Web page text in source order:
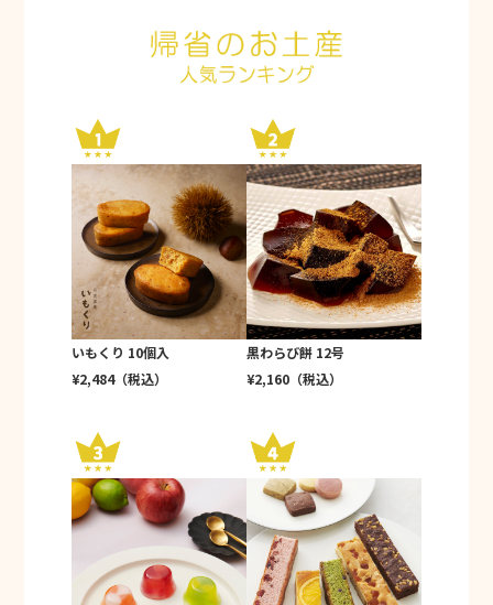
いもくり 10個入
¥2,484（税込）
黒わらび餅 12号
¥2,160（税込）